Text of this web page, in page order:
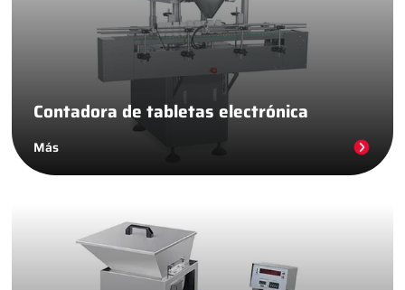
Contadora de tabletas electrónica
Más